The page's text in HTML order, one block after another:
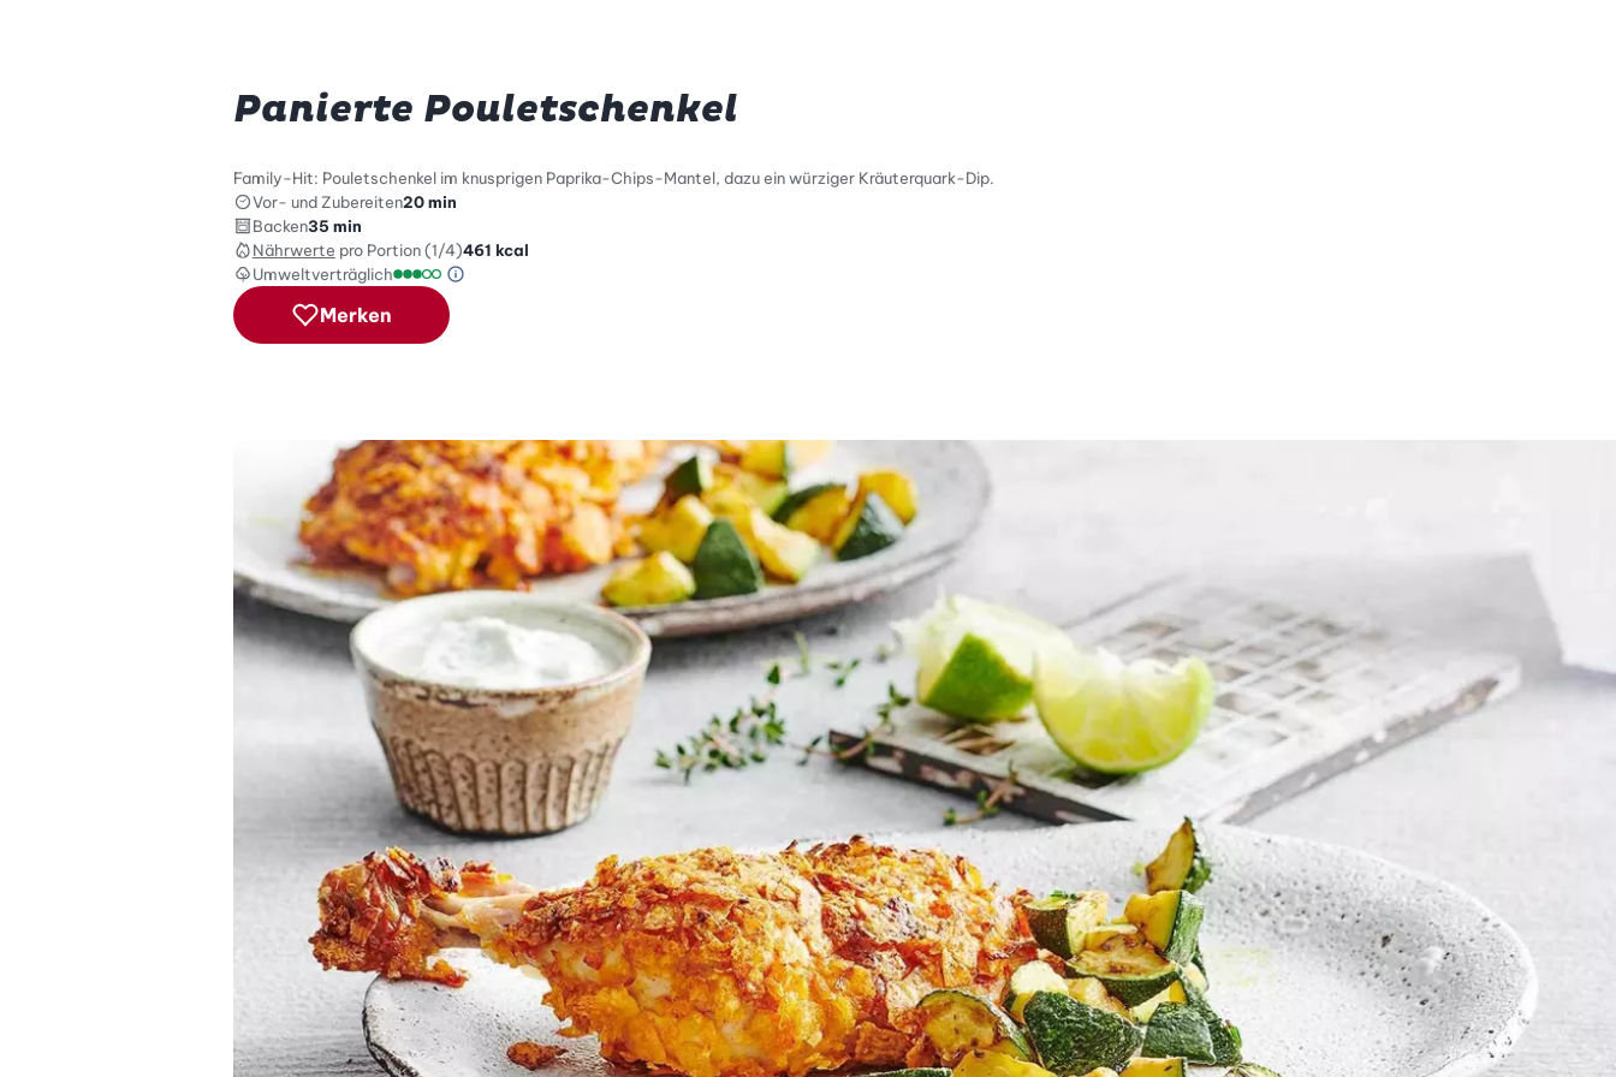
Panierte Pouletschenkel
Family-Hit: Pouletschenkel im knusprigen Paprika-Chips-Mantel, dazu ein würziger Kräuterquark-Dip.
Vor- und Zubereiten20 min
Backen35 min
Nährwerte pro Portion (1/4)461 kcal
Umweltverträglich
Umweltverträglichkeitsskala: 3 von 5
Green Betty Skala Info
Merken